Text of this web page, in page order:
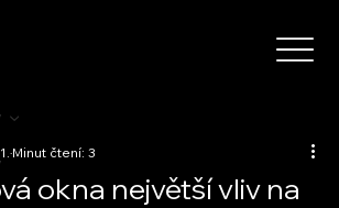
okna největší vliv na
Minut čtení: 3